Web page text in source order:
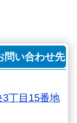
問い合わせ先
丁目15番地